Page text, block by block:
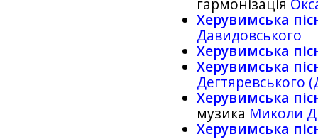
гармонізація
Херувимська
Давидовського
Херувимська
Херувимська
Дегтяревського
Херувимська
музика Миколи
Херувимська